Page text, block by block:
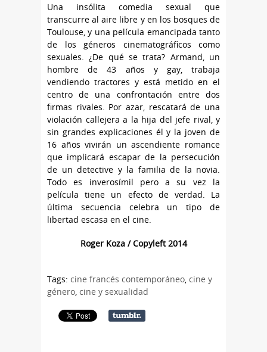
Una insólita comedia sexual que
transcurre al aire libre y en los bosques de
Toulouse, y una película emancipada tanto
de los géneros cinematográficos como
sexuales. ¿De qué se trata? Armand, un
hombre de 43 años y gay, trabaja
vendiendo tractores y está metido en el
centro de una confrontación entre dos
firmas rivales. Por azar, rescatará de una
violación callejera a la hija del jefe rival, y
sin grandes explicaciones él y la joven de
16 años vivirán un ascendiente romance
que implicará escapar de la persecución
de un detective y la familia de la novia.
Todo es inverosímil pero a su vez la
película tiene un efecto de verdad. La
última secuencia celebra un tipo de
libertad escasa en el cine.
Roger Koza / Copyleft 2014
Tags: cine francés contemporáneo, cine y
género, cine y sexualidad